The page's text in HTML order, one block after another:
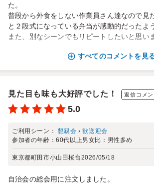
た。
普段から外食をしない作業員さん達なので見
と２段式になっている弁当が感動的だったよ
また、別なシーンでもリピートしたいと思い
すべてのコメントを見
見た目も味も大好評でした！ 返信コメン
5.0
ご利用シーン： 懇親会 ›歓送迎会
参加者の年齢：60代以上男女比： 男性多め
東京都町田市小山田桜台2026/05/18
自治会の総会用に注文しました。